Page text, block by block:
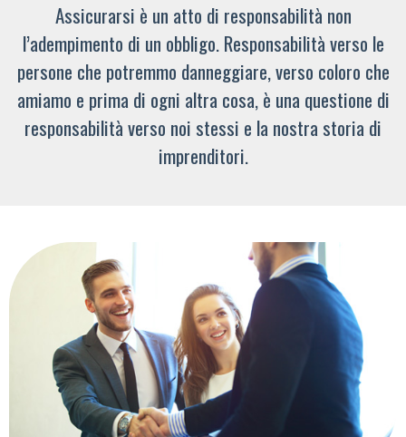
Assicurarsi è un atto di responsabilità non
l’adempimento di un obbligo. Responsabilità verso le
persone che potremmo danneggiare, verso coloro che
amiamo e prima di ogni altra cosa, è una questione di
responsabilità verso noi stessi e la nostra storia di
imprenditori.